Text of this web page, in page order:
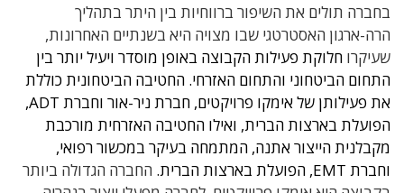
בחברה תולים את השיפור ברווחיות בין היתר בתהליך
הרה-ארגון האסטרטגי שבו מצויה היא בשנתיים האחרונות,
שעיקרו חלוקת פעילות הקבוצה באופן מוסדר ויעיל יותר בין
התחום הביטחוני והתחום האזרחי. החטיבה הביטחונית כוללת
את פעילותן של אימקו פרויקטים, חברת ניר-אור וחברת ADT,
הפועלת בארצות הברית, ואילו החטיבה האזרחית מורכבת
מקבלנית הייצור אתנה, המתמחה בעיקר במכשור רפואי,
וחברת EMT, הפועלת בארצות הברית.
החברה הגדולה ביותר